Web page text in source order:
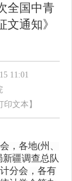
全国中青
文通知》
11:01
印文本】
，各地(州、
疆调查总队
分会，各有